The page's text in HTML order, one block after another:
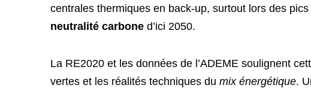
centrales thermiques en back-up, surtout lors des
neutralité carbone d’ici 2050.
La RE2020 et les données de l’ADEME soulignent
vertes et les réalités techniques du mix énergétique.